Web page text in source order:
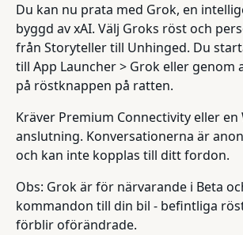
Du kan nu prata med Grok, en
byggd av xAI. Välj Groks röst och
från Storyteller till Unhinged. Du
till App Launcher > Grok eller genom
på röstknappen på ratten.
Kräver Premium Connectivity eller en
anslutning. Konversationerna är
och kan inte kopplas till ditt fordon.
Obs: Grok är för närvarande i Beta
kommandon till din bil - befintliga
förblir oförändrade.